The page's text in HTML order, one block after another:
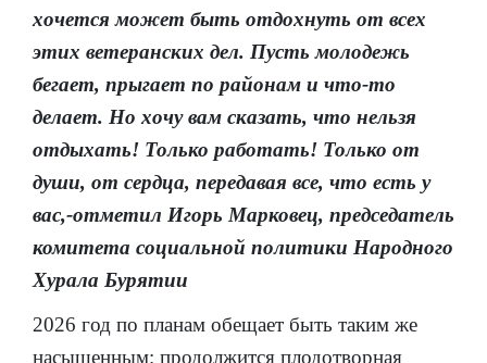
хочется может быть отдохнуть от всех
этих ветеранских дел. Пусть молодежь
бегает, прыгает по районам и что-то
делает. Но хочу вам сказать, что нельзя
отдыхать! Только работать! Только от
души, от сердца, передавая все, что есть у
вас,-отметил Игорь Марковец, председатель
комитета социальной политики Народного
Хурала Бурятии
2026 год по планам обещает быть таким же
насыщенным: продолжится плодотворная